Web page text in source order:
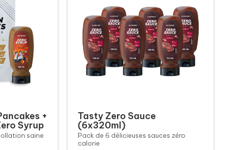
+
Syrup
saine
Tasty Zero Sauce
(6x320ml)
Pack de 6 délicieuses sauces zéro
calorie